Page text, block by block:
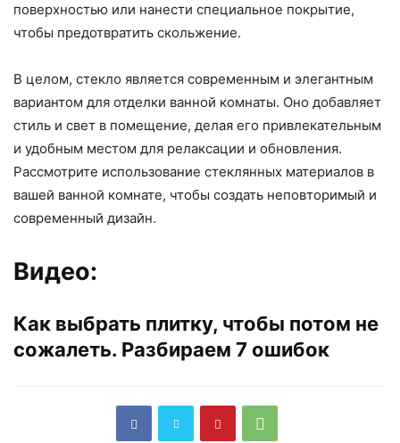
поверхностью или нанести специальное покрытие,
чтобы предотвратить скольжение.
В целом, стекло является современным и элегантным
вариантом для отделки ванной комнаты. Оно добавляет
стиль и свет в помещение, делая его привлекательным
и удобным местом для релаксации и обновления.
Рассмотрите использование стеклянных материалов в
вашей ванной комнате, чтобы создать неповторимый и
современный дизайн.
Видео:
Как выбрать плитку, чтобы потом не
сожалеть. Разбираем 7 ошибок